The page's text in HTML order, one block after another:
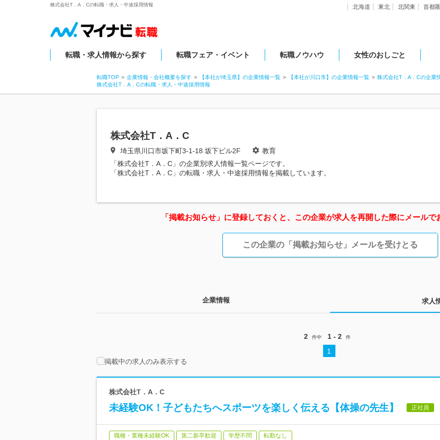
株式会社T．A．Cの転職・求人・中途採用情報 北海道 東北 北関東 首都
転職・求人情報から探す 転職フェア・イベント 転職ノウハウ 女性のおしごと
転職TOP 企業情報・会社概要を探す 【本社が埼玉県】の企業情報一覧 【本社が川口市】の企業情報一覧
株式会社T．A．Cの企業
株式会社T．A．Cの転職・求人・中途採用情報
株式会社T．A．C
埼玉県川口市坂下町3-1-18 坂下ビル2F
教育
「株式会社T．A．C」の企業別求人情報一覧ページです。
「株式会社T．A．C」の転職・求人・中途採用情報を掲載しています。
「掲載お知らせ」に登録しておくと、この企業が求人を再開した際にメールで
この企業の「掲載お知らせ」メールを受けとる
企業情報 求人
2 件中 1 - 2 件
1
掲載中の求人のみ表示する
株式会社T．A．C
未経験OK！子どもたちへスポーツを楽しく伝える【体操の先生】 正社員
職種・業種未経験OK 第二新卒歓迎 学歴不問 転勤なし